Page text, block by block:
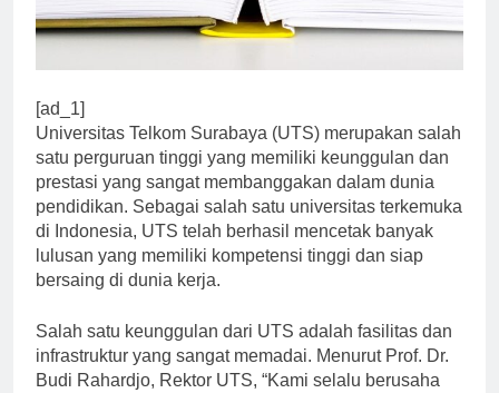
[ad_1]
Universitas Telkom Surabaya (UTS) merupakan salah
satu perguruan tinggi yang memiliki keunggulan dan
prestasi yang sangat membanggakan dalam dunia
pendidikan. Sebagai salah satu universitas terkemuka
di Indonesia, UTS telah berhasil mencetak banyak
lulusan yang memiliki kompetensi tinggi dan siap
bersaing di dunia kerja.
Salah satu keunggulan dari UTS adalah fasilitas dan
infrastruktur yang sangat memadai. Menurut Prof. Dr.
Budi Rahardjo, Rektor UTS, “Kami selalu berusaha